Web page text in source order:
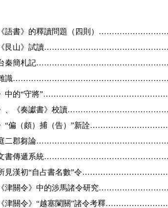
《語書》的釋讀問題（四則）
書《艮山》試讀
家台秦簡札記
簡雜識
令》中的“守將
令》、《奏讞書》校讀
》“偏（頗）捕（告）”新詮
洞庭二郡芻論
文書傳遞系統
所見漢初“自占書名數”令
《津關令》中的涉馬諸令研究
《津關令》“越塞闌關”諸令考釋